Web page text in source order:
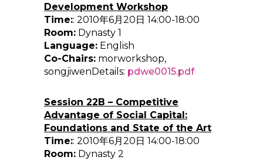
Development Workshop
Time:: 2010年6月20日 14:00-18:00
Room: Dynasty 1
Language: English
Co-Chairs: morworkshop,
songjiwenDetails: pdwe0015.pdf
Session 22B – Competitive
Advantage of Social Capital:
Foundations and State of the Art
Time:: 2010年6月20日 14:00-18:00
Room: Dynasty 2